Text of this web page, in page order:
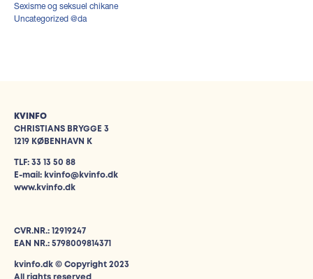
Sexisme og seksuel chikane
Uncategorized @da
KVINFO
CHRISTIANS BRYGGE 3
1219 KØBENHAVN K
TLF: 33 13 50 88
E-mail: kvinfo@kvinfo.dk
www.kvinfo.dk
CVR.NR.: 12919247
EAN NR.: 5798009814371
kvinfo.dk © Copyright 2023